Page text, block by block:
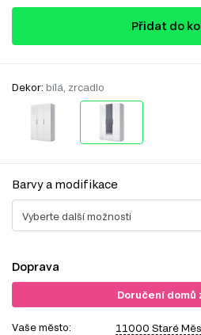
Přidat do
Dekor: bílá, zrcadlo
Barvy a modifikace
Vyberte další možnosti
Doprava
Doručení domů
Vaše město: 11000 Staré